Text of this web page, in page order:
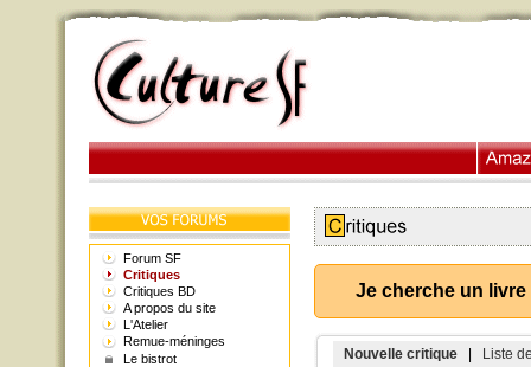
Forum SF
Critiques
Critiques BD
A propos du site
L'Atelier
Remue-méninges
Le bistrot
Je cherche un livre
Nouvelle critique Liste